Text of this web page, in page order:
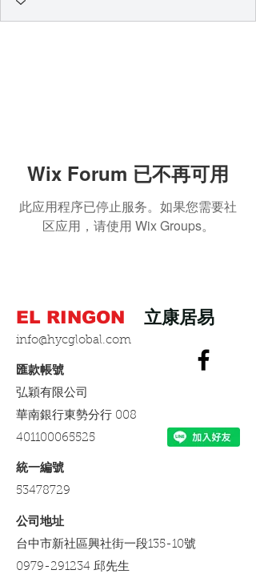
Wix Forum 已不再可用
此应用程序已停止服务。如果您需要社
区应用，请使用 Wix Groups。
EL RINGON 立康居易
info@hycglobal.com
​匯款帳號
弘穎有限公司
​華南銀行東勢分行 008
401100065525
​統一編號
53478729
​公司地址
台中市新社區興社街一段135-10號
0979-291234 邱先生